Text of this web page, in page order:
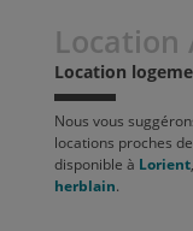
Location
Location
Nous vous
locations proches de
disponible à Lorient,
herblain.